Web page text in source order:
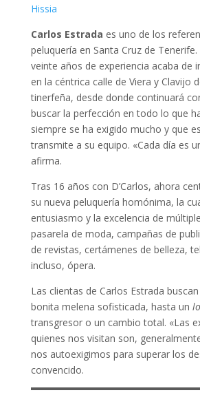
Hissia
Carlos Estrada es uno de los
peluquería en Santa Cruz de
veinte años de experiencia acaba de
en la céntrica calle de Viera y Clavijo
tinerfeña, desde donde continuará
buscar la perfección en todo lo que
siempre se ha exigido mucho y que
transmite a su equipo. «Cada día es
afirma.
Tras 16 años con D’Carlos, ahora
su nueva peluquería homónima, la
entusiasmo y la excelencia de
pasarela de moda, campañas de
de revistas, certámenes de belleza,
incluso, ópera.
Las clientas de Carlos Estrada
bonita melena sofisticada, hasta un
transgresor o un cambio total. «Las
quienes nos visitan son,
nos autoexigimos para superar los
convencido.